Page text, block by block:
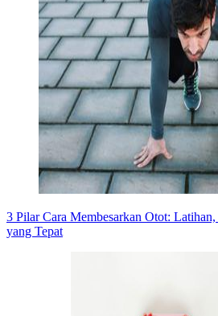
3 Pilar Cara Membesarkan Otot:
yang Tepat